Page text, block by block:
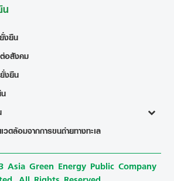
งยืน
อสังคม
งยืน
ดล้อมจากการขนถ่ายทางทะเล
Green Energy Public Company